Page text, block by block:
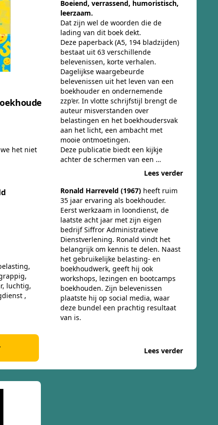
het niet
luchtig,
,
Boeiend, verrassend, humoristisch,
leerzaam.
Dat zijn wel de woorden die de
lading van dit boek dekt.
Deze paperback (A5, 194 bladzijden)
bestaat uit 63 verschillende
belevenissen, korte verhalen.
Dagelijkse waargebeurde
belevenissen uit het leven van een
boekhouder en ondernemende
zzp’er. In vlotte schrijfstijl brengt de
auteur misverstanden over
belastingen en het boekhoudersvak
aan het licht, een ambacht met
mooie ontmoetingen.
Deze publicatie biedt een kijkje
achter de schermen van een …
Lees verder
Ronald Harreveld (1967) heeft ruim
35 jaar ervaring als boekhouder.
Eerst werkzaam in loondienst, de
laatste acht jaar met zijn eigen
bedrijf Siffror Administratieve
Dienstverlening. Ronald vindt het
belangrijk om kennis te delen. Naast
het gebruikelijke belasting- en
boekhoudwerk, geeft hij ook
workshops, lezingen en bootcamps
boekhouden. Zijn belevenissen
plaatste hij op social media, waar
deze bundel een prachtig resultaat
van is.
Lees verder